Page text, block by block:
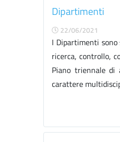
Dipartimenti
22/06/2021
I Dipartimenti
ricerca, controllo,
Piano triennale
carattere